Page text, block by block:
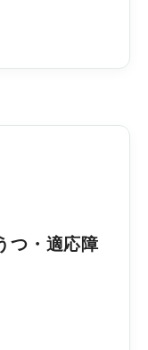
つ・適応障